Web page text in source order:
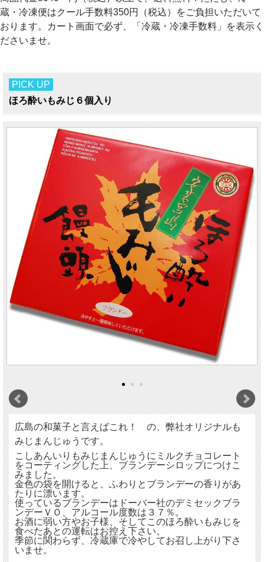
蔵・冷凍便はクール手数料350円（税込）をご負担いただいて
おります。カート画面で必ず、「冷蔵・冷凍手数料」を表示く
ださいませ。
PICK UP
ほろ酔いもみじ６個入り
広島の和菓子と言えばこれ！ の、弊社オリジナルも
みじまんじゅうです。
こしあんいりもみじまんじゅうにミルクチョコレート
をコーティングした上、ブランデーシロップにつけこ
みました。
金色の袋を開けると、ふわりとブランデーの香りがあ
たりに漂います。
使っているブランデーはドーバー社のデミセックブラ
ンデーＶＯ、アルコール度数は３７％。
お酒に弱い方やお子様、そしてこのほろ酔いもみじを
食べたあとの運転はお控え下さい。
季節に関わらず、冷蔵庫で冷やしてお召し上がり下さ
いませ。